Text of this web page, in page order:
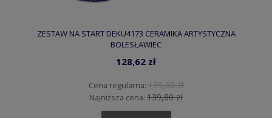
ZESTAW NA START DEKU4173 CERAMIKA ARTYSTYCZNA
BOLESŁAWIEC
128,62 zł
Cena regularna: 139,80 zł
Najniższa cena: 139,80 zł